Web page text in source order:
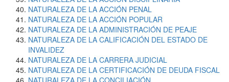
NATURALEZA DE LA ACCIÓN PENAL
NATURALEZA DE LA ACCIÓN POPULAR
NATURALEZA DE LA ADMINISTRACIÓN DE PEAJE
NATURALEZA DE LA CALIFICACIÓN DEL ESTADO DE
INVALIDEZ
NATURALEZA DE LA CARRERA JUDICIAL
NATURALEZA DE LA CERTIFICACIÓN DE DEUDA FISCAL
NATURALEZA DE LA CONCILIACIÓN